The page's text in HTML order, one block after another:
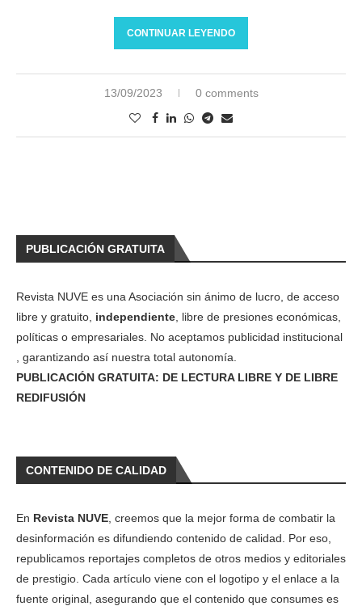
CONTINUAR LEYENDO
13/09/2023 0 comments
PUBLICACIÓN GRATUITA
Revista NUVE es una Asociación sin ánimo de lucro, de acceso
libre y gratuito, independiente , libre de presiones económicas,
políticas o empresariales. No aceptamos publicidad institucional
, garantizando así nuestra total autonomía.
PUBLICACIÓN GRATUITA: DE LECTURA LIBRE Y DE LIBRE
REDIFUSIÓN
CONTENIDO DE CALIDAD
En Revista NUVE , creemos que la mejor forma de combatir la
desinformación es difundiendo contenido de calidad. Por eso,
republicamos reportajes completos de otros medios y editoriales
de prestigio. Cada artículo viene con el logotipo y el enlace a la
fuente original, asegurando que el contenido que consumes es